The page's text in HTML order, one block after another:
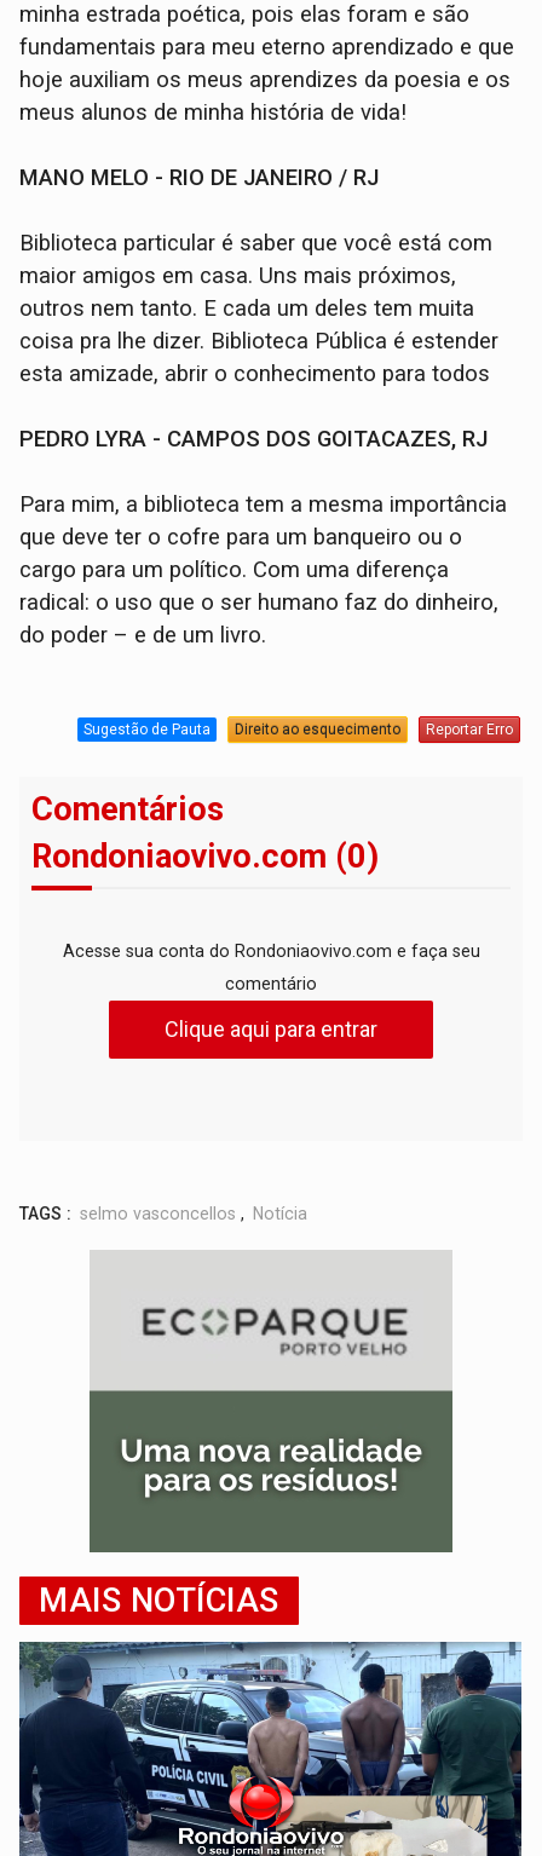
minha estrada poética, pois elas foram e são
fundamentais para meu eterno aprendizado e que
hoje auxiliam os meus aprendizes da poesia e os
meus alunos de minha história de vida!
MANO MELO - RIO DE JANEIRO / RJ
Biblioteca particular é saber que você está com
maior amigos em casa. Uns mais próximos,
outros nem tanto. E cada um deles tem muita
coisa pra lhe dizer. Biblioteca Pública é estender
esta amizade, abrir o conhecimento para todos
PEDRO LYRA - CAMPOS DOS GOITACAZES, RJ
Para mim, a biblioteca tem a mesma importância
que deve ter o cofre para um banqueiro ou o
cargo para um político. Com uma diferença
radical: o uso que o ser humano faz do dinheiro,
do poder – e de um livro.
Sugestão de Pauta Direito ao esquecimento Reportar Erro
Comentários
Rondoniaovivo.com (0)
Acesse sua conta do Rondoniaovivo.com e faça seu
comentário
Clique aqui para entrar
TAGS : selmo vasconcellos , Notícia
MAIS NOTÍCIAS